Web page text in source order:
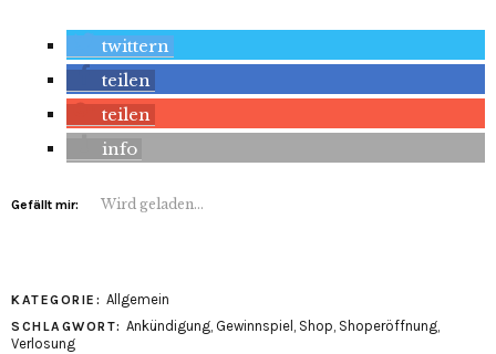
twittern
teilen
teilen
info
Gefällt mir: Wird geladen...
KATEGORIE: Allgemein
SCHLAGWORT: Ankündigung, Gewinnspiel , Shop, Shoperöffnung,
Verlosung